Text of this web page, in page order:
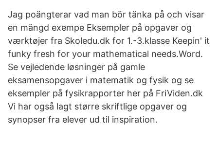
Jag poängterar vad man bör tänka på och visar
en mängd exempe Eksempler på opgaver og
værktøjer fra Skoledu.dk for 1.-3.klasse Keepin' it
funky fresh for your mathematical needs.Word.
Se vejledende løsninger på gamle
eksamensopgaver i matematik og fysik og se
eksempler på fysikrapporter her på FriViden.dk
Vi har også lagt større skriftlige opgaver og
synopser fra elever ud til inspiration.